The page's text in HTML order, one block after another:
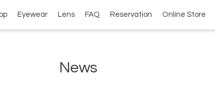
Eyewear Lens FAQ Reservation Online Store
News